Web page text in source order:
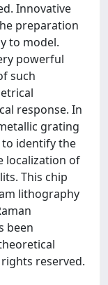
Innovative
preparation
to model.
powerful
such
response. In
grating
to identify the
localization of
This chip
lithography
been
rights reserved.